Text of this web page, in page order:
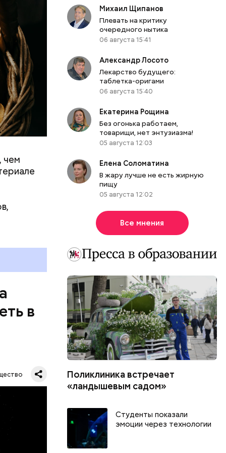
чем
в
метров.
Михаил Щипанов
Плевать на критику
очередного нытика
06 августа 15:41
Александр Лосото
Лекарство будущего:
таблетка-оригами
06 августа 15:40
Екатерина Рощина
Без огонька работаем,
товарищи, нет энтузиазма!
05 августа 12:03
Елена Соломатина
В жару лучше не есть жирную
пищу
05 августа 12:02
Все мнения
Поликлиника встречает
«ландышевым садом»
Студенты показали
эмоции через технологии